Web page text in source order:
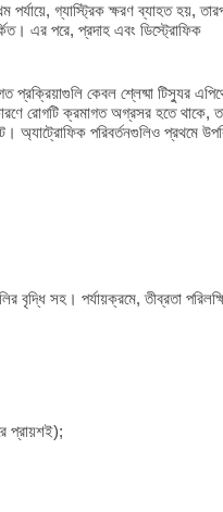
গ্যাস্ট্রিক ক্ষরণ ব্যাহত হয়,
এর পরে, প্রদাহ এবং ডিস্ট্রোফিক
প্রক্রিয়াগুলি কেবল শ্লেষ্মা টিস্যুর
রোগটি ক্রমাগত অগ্রসর হতে থাকে,
অ্যাট্রোফিক পরিবর্তনগুলিও প্রথমে
বৃদ্ধি সহ। পর্যায়ক্রমে, তীব্রতা
প্রায়শই);